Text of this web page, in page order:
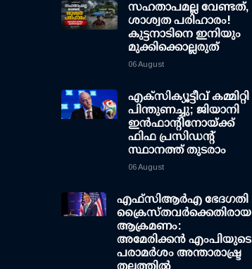
സഹതാപമല്ല വേണ്ടത്,
ശാശ്വത പരിഹാരം!
കുട്ടനാടിനെ ഇനിയും
മുക്കിക്കൊല്ലരുത്
06 August
എക്സിക്യൂട്ടീവ് കമ്മിറ്റി
പിന്തുണച്ചു; ജിയാനി
ഇന്‍ഫാന്റിനോയ്ക്ക്
ഫിഫ പ്രസിഡന്റ്
സ്ഥാനത്ത് തുടരാം
06 August
എഫ്‌സി‌ആര്‍‌എ ഭേദഗതി
ക്രൈസ്തവർക്കെതിരായ
ആക്രമണം:
അമേരിക്കൻ എംപിയുടെ
പരാമർശം അന്താരാഷ്ട്ര
തലത്തിൽ